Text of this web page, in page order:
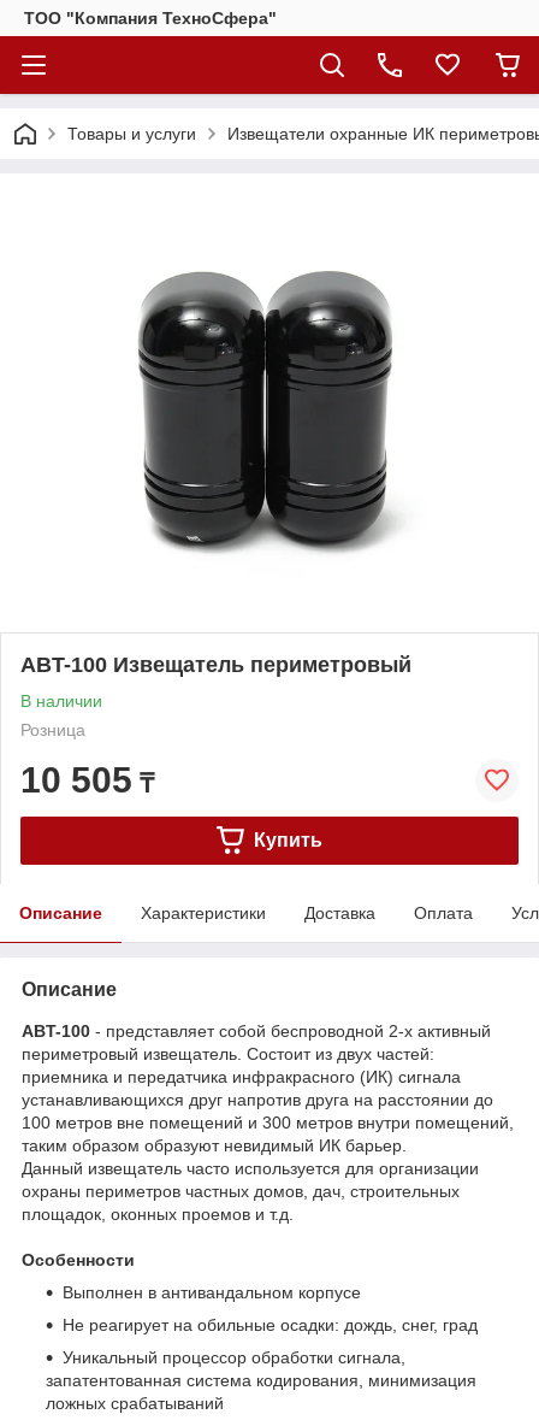
ТОО "Компания ТехноСфера"
Товары и услуги Извещатели охранные ИК
ABT-100 Извещатель периметровый
В наличии
Розница
10 505 ₸
Купить
Описание Характеристики Доставка Оплата
Описание
ABT-100 - представляет собой беспроводной 2-х активный
периметровый извещатель. Состоит из двух частей:
приемника и передатчика инфракрасного (ИК) сигнала
устанавливающихся друг напротив друга на расстоянии до
100 метров вне помещений и 300 метров внутри помещений,
таким образом образуют невидимый ИК барьер.
Данный извещатель часто используется для организации
охраны периметров частных домов, дач, строительных
площадок, оконных проемов и т.д.
Особенности
Выполнен в антивандальном корпусе
Не реагирует на обильные осадки: дождь, снег, град
Уникальный процессор обработки сигнала,
запатентованная система кодирования, минимизация
ложных срабатываний